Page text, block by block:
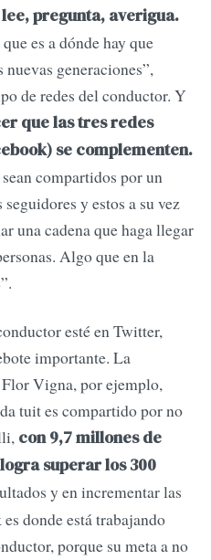
pregunta, averigua.
es a dónde hay que
nuevas generaciones”,
de redes del conductor. Y
que las tres redes
se complementen.
compartidos por un
y estos a su vez
una cadena que haga llegar
Algo que en la
esté en Twitter,
importante. La
Vigna, por ejemplo,
tuit es compartido por no
con 9,7 millones de
superar los 300
y en incrementar las
donde está trabajando
porque su meta a no